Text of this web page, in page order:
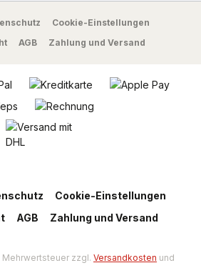
Cookie-Einstellungen
AGB Zahlung und Versand
Cookie-Einstellungen
AGB Zahlung und Versand
zzgl. Versandkosten und